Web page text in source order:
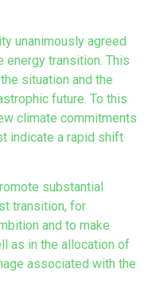
unanimously agreed
energy transition. This
situation and the
future. To this
climate commitments
indicate a rapid shift
substantial
transition, for
and to make
as in the allocation of
associated with the